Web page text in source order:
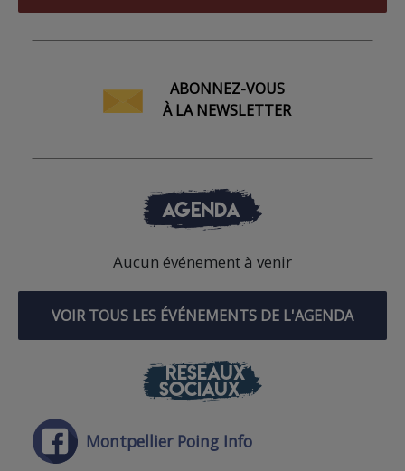
ABONNEZ-VOUS
À LA NEWSLETTER
AGENDA
Aucun événement à venir
VOIR TOUS LES ÉVÉNEMENTS DE L'AGENDA
RÉSEAUX
SOCIAUX
Montpellier Poing Info